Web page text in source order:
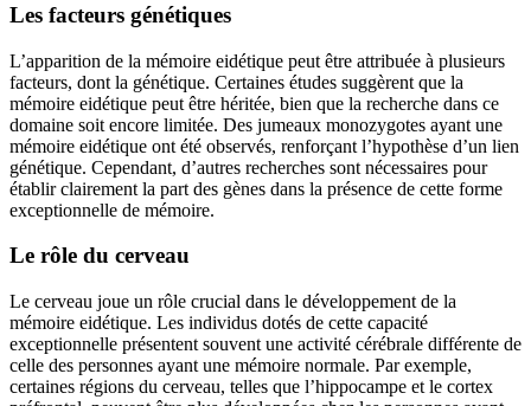
Les facteurs génétiques
L’apparition de la mémoire eidétique peut être attribuée à plusieurs
facteurs, dont la génétique. Certaines études suggèrent que la
mémoire eidétique peut être héritée, bien que la recherche dans ce
domaine soit encore limitée. Des jumeaux monozygotes ayant une
mémoire eidétique ont été observés, renforçant l’hypothèse d’un lien
génétique. Cependant, d’autres recherches sont nécessaires pour
établir clairement la part des gènes dans la présence de cette forme
exceptionnelle de mémoire.
Le rôle du cerveau
Le cerveau joue un rôle crucial dans le développement de la
mémoire eidétique. Les individus dotés de cette capacité
exceptionnelle présentent souvent une activité cérébrale différente de
celle des personnes ayant une mémoire normale. Par exemple,
certaines régions du cerveau, telles que l’hippocampe et le cortex